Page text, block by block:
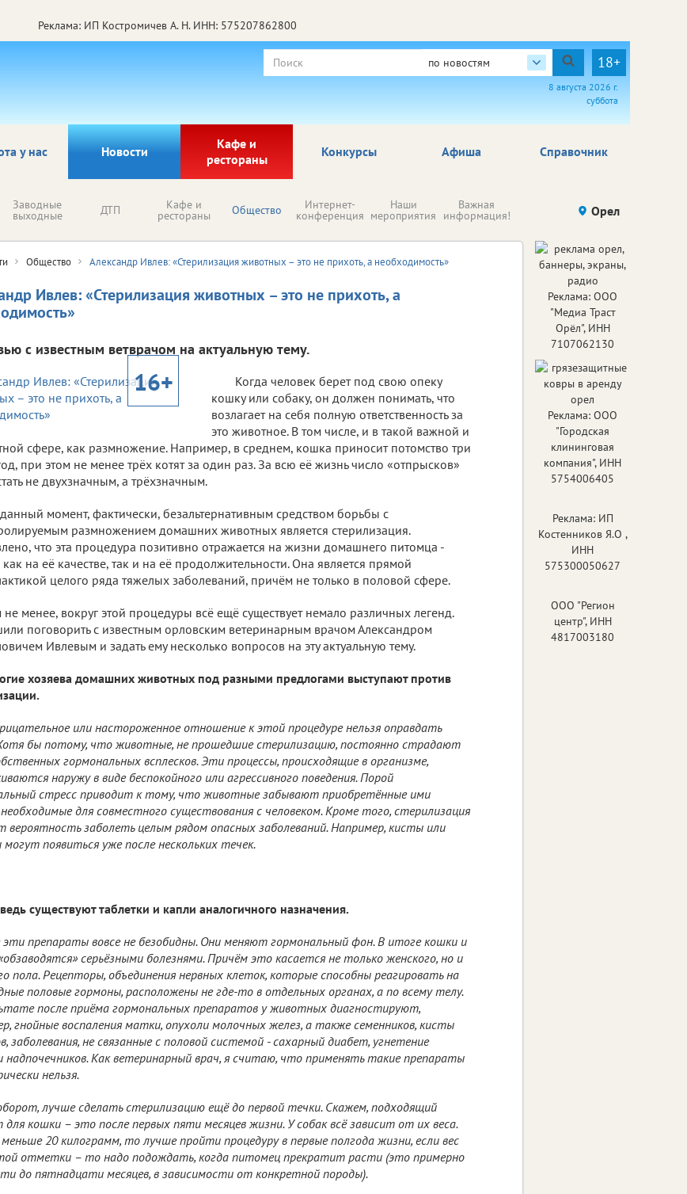
Реклама: ИП Костромичев А. Н. ИНН: 575207862800
по новостям 18+
8 августа 2026 г.
суббота
у нас Новости
Кафе и
рестораны
Афиша Справочник
Конкурсы
Заводные
выходные ДТП Кафе и
рестораны Общество Интернет-
конференция
Наши
мероприятия
Важная
информация! Происшествия Здоровье
Орел
Общество Александр Ивлев: «Стерилизация животных – это не прихоть, а необходимость»
Ивлев: «Стерилизация животных – это не прихоть, а
с известным ветврачом на актуальную тему.
16+
Когда человек берет под свою опеку
кошку или собаку, он должен понимать, что
возлагает на себя полную ответственность за
это животное. В том числе, и в такой важной и
сфере, как размножение. Например, в среднем, кошка приносит потомство три
при этом не менее трёх котят за один раз. За всю её жизнь число «отпрысков»
не двухзначным, а трёхзначным.
момент, фактически, безальтернативным средством борьбы с
размножением домашних животных является стерилизация.
что эта процедура позитивно отражается на жизни домашнего питомца -
на её качестве, так и на её продолжительности. Она является прямой
целого ряда тяжелых заболеваний, причём не только в половой сфере.
не менее, вокруг этой процедуры всё ещё существует немало различных легенд.
поговорить с известным орловским ветеринарным врачом Александром
Ивлевым и задать ему несколько вопросов на эту актуальную тему.
хозяева домашних животных под разными предлогами выступают против
или настороженное отношение к этой процедуре нельзя оправдать
бы потому, что животные, не прошедшие стерилизацию, постоянно страдают
гормональных всплесков. Эти процессы, происходящие в организме,
наружу в виде беспокойного или агрессивного поведения. Порой
стресс приводит к тому, что животные забывают приобретённые ими
для совместного существования с человеком. Кроме того, стерилизация
вероятность заболеть целым рядом опасных заболеваний. Например, кисты или
могут появиться уже после нескольких течек.
существуют таблетки и капли аналогичного назначения.
эти препараты вовсе не безобидны. Они меняют гормональный фон. В итоге кошки и
серьёзными болезнями. Причём это касается не только женского, но и
пола. Рецепторы, объединения нервных клеток, которые способны реагировать на
половые гормоны, расположены не где-то в отдельных органах, а по всему телу.
после приёма гормональных препаратов у животных диагностируют,
гнойные воспаления матки, опухоли молочных желез, а также семенников, кисты
заболевания, не связанные с половой системой - сахарный диабет, угнетение
надпочечников. Как ветеринарный врач, я считаю, что применять такие препараты
нельзя.
лучше сделать стерилизацию ещё до первой течки. Скажем, подходящий
для кошки – это после первых пяти месяцев жизни. У собак всё зависит от их веса.
20 килограмм, то лучше пройти процедуру в первые полгода жизни, если вес
отметки – то надо подождать, когда питомец прекратит расти (это примерно
до пятнадцати месяцев, в зависимости от конкретной породы).
Реклама: ООО
"Медиа Траст
Орёл", ИНН
7107062130
Реклама: ООО
"Городская
клининговая
компания", ИНН
5754006405
Реклама: ИП
Костенников Я.О ,
ИНН
575300050627
ООО "Регион
центр", ИНН
4817003180